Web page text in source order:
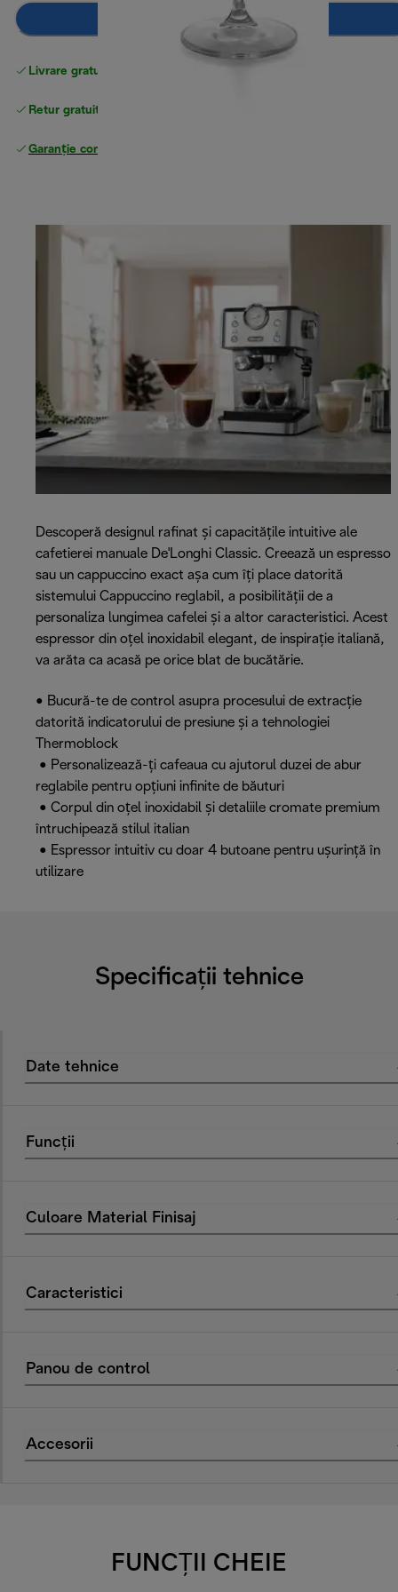
Adaugă în coș
Livrare gratuită standard
Retur gratuit
Garanție completă
Descoperă designul rafinat și capacitățile intuitive ale
cafetierei manuale De'Longhi Classic. Creează un espresso
sau un cappuccino exact așa cum îți place datorită
sistemului Cappuccino reglabil, a posibilității de a
personaliza lungimea cafelei și a altor caracteristici. Acest
espressor din oțel inoxidabil elegant, de inspirație italiană,
va arăta ca acasă pe orice blat de bucătărie.
• Bucură-te de control asupra procesului de extracție
datorită indicatorului de presiune și a tehnologiei
Thermoblock
• Personalizează-ți cafeaua cu ajutorul duzei de abur
reglabile pentru opțiuni infinite de băuturi
• Corpul din oțel inoxidabil și detaliile cromate premium
întruchipează stilul italian
• Espressor intuitiv cu doar 4 butoane pentru ușurință în
utilizare
Specificații tehnice
Date tehnice
Funcții
Culoare Material Finisaj
Caracteristici
Panou de control
Accesorii
FUNCȚII CHEIE